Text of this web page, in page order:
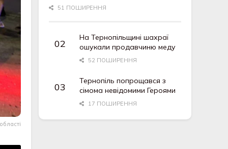
51 ПОШИРЕННЯ
На Тернопільщині шахраї
ошукали продавчиню меду
52 ПОШИРЕННЯ
Тернопіль попрощався з
сімома невідомими Героями
17 ПОШИРЕННЯ